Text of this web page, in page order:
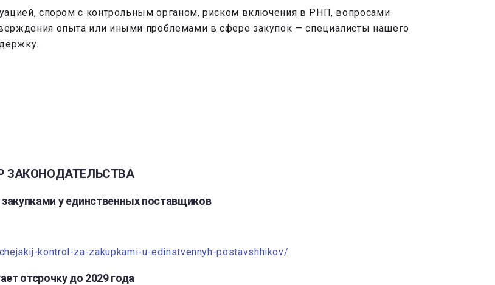
спором с контрольным органом, риском включения в РНП, вопросами
опыта или иными проблемами в сфере закупок — специалисты нашего
ЗАКОНОДАТЕЛЬСТВА
у единственных поставщиков
kontrol-za-zakupkami-u-edinstvennyh-postavshhikov/
отсрочку до 2029 года